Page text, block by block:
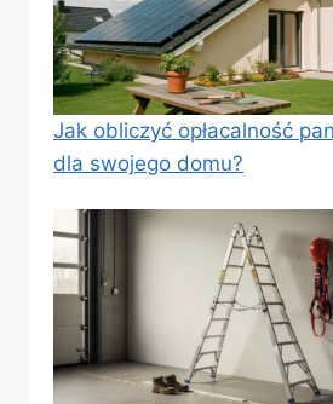
Jak obliczyć opłacalność
dla swojego domu?